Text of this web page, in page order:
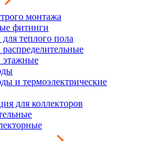
монтажа
фитинги
теплого пола
этажные
и термоэлектрические
для коллекторов